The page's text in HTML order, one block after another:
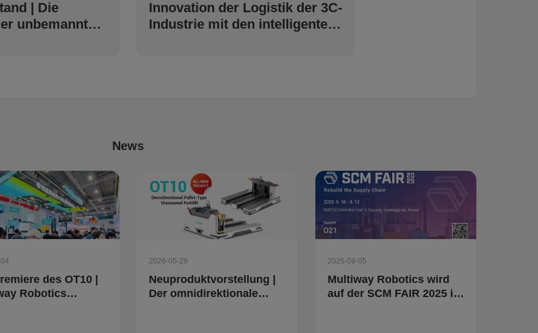
| Die
unbemannten
Innovation der Logistik der 3C-
Industrie mit den intelligenten
News
des OT10 |
Robotics
2026-05-29
Neuproduktvorstellung |
Der omnidirektionale
2025-09-05
Multiway Robotics wird
auf der SCM FAIR 2025 in